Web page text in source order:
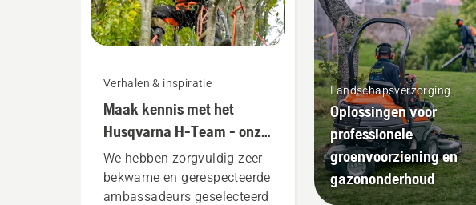
Verhalen & inspiratie
Maak kennis met het
Husqvarna H-Team - onze
meest veeleisende
gebruikers
We hebben zorgvuldig zeer
bekwame en gerespecteerde
ambassadeurs geselecteerd
Landschapsverzorging
Oplossingen voor
professionele
groenvoorziening en
gazononderhoud